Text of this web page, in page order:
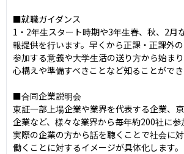
■就職ガイダンス
1・2年生スタート時期や3年生春、秋、2月
報提供を行います。早くから正課・正課外
参加する意義や大学生活の送り方から始ま
心構えや準備すべきことなど知ることができ
■合同企業説明会
東証一部上場企業や業界を代表する企業、
企業など、様々な業界から毎年約200社に参
実際の企業の方から話を聴くことで社会に対
働くことに対するイメージが具体化します。